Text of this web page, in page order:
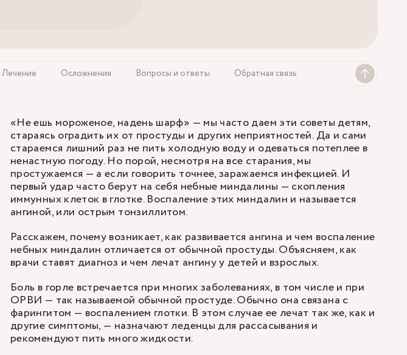
Лечение Осложнения Вопросы и ответы Обратная связь
«Не ешь мороженое, надень шарф» — мы часто даем эти советы детям,
стараясь оградить их от простуды и других неприятностей. Да и сами
стараемся лишний раз не пить холодную воду и одеваться потеплее в
ненастную погоду. Но порой, несмотря на все старания, мы
простужаемся — а если говорить точнее, заражаемся инфекцией. И
первый удар часто берут на себя небные миндалины — скопления
иммунных клеток в глотке. Воспаление этих миндалин и называется
ангиной, или острым тонзиллитом.
Расскажем, почему возникает, как развивается ангина и чем воспаление
небных миндалин отличается от обычной простуды.Объясняем, как
врачи ставят диагноз и чем лечат ангину у детей и взрослых.
Боль в горле встречается при многих заболеваниях, в том числе и при
ОРВИ — так называемой обычной простуде. Обычно она связана с
фарингитом — воспалением глотки. В этом случае ее лечат так же, как и
другие симптомы, — назначают леденцы для рассасывания и
рекомендуют пить много жидкости.